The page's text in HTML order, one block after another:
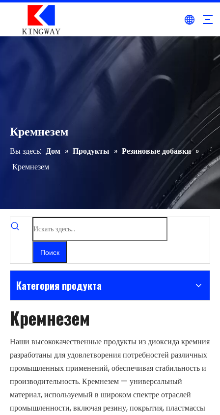
Кремнезем
Вы здесь: Дом » Продукты » Резиновые добавки »
Кремнезем
Поиск
Категория продукта
Кремнезем
Наши высококачественные продукты из диоксида кремния
разработаны для удовлетворения потребностей различных
промышленных применений, обеспечивая стабильность и
производительность. Кремнезем — универсальный
материал, используемый в широком спектре отраслей
промышленности, включая резину, покрытия, пластмассы